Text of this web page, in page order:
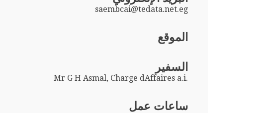
saembcai@tedata.net.eg
الموقع
السفير
Mr G H Asmal, Charge dAffaires a.i.
ساعات عمل